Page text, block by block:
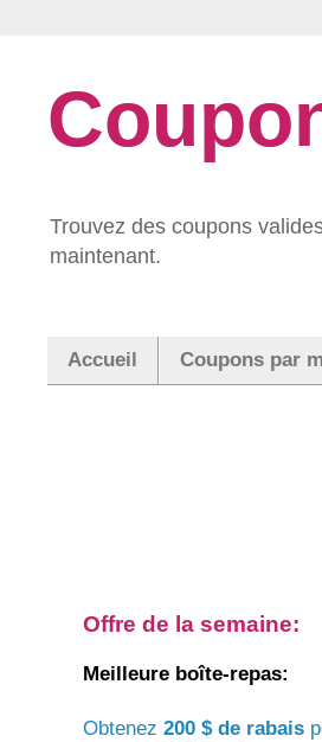
Trouvez des coupons
maintenant.
Accueil Coupons par
Offre de la semaine:
Meilleure boîte-repas:
Obtenez 200 $ de rabais